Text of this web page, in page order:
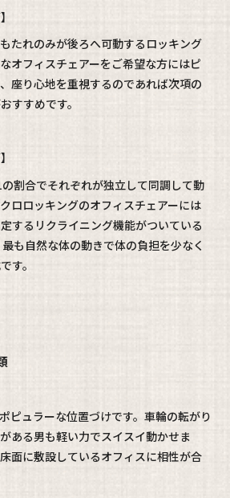
たれのみが後ろへ可動するロッキング
オフィスチェアーをご希望な方にはピ
座り心地を重視するのであれば次項の
すすめです。
割合でそれぞれが独立して同調して動
ロロッキングのオフィスチェアーには
するリクライニング機能がついている
も自然な体の動きで体の負担を少なく
す。
ピュラーな位置づけです。車輪の転がり
ある男も軽い力でスイスイ動かせま
面に敷設しているオフィスに相性が合